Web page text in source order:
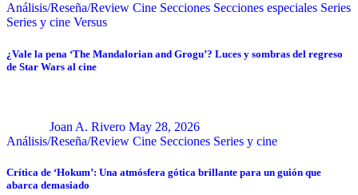
Análisis/Reseña/Review Cine Secciones Secciones especiales Series
Series y cine Versus
¿Vale la pena ‘The Mandalorian and Grogu’? Luces y sombras del regreso
de Star Wars al cine
Joan A. Rivero May 28, 2026
Análisis/Reseña/Review Cine Secciones Series y cine
Crítica de ‘Hokum’: Una atmósfera gótica brillante para un guión que
abarca demasiado